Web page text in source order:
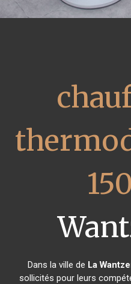
Dans la ville de La
sollicités pour leurs